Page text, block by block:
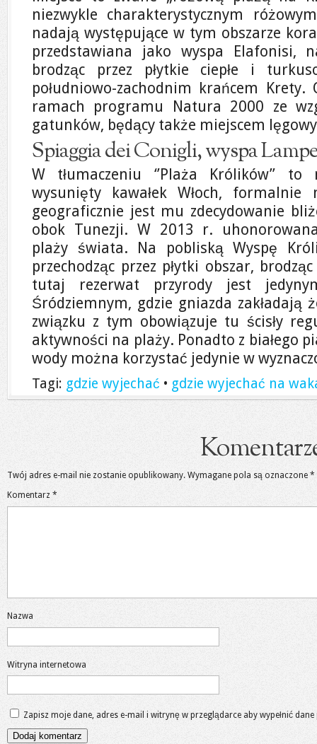
niezwykle charakterystycznym
nadają występujące w tym obszarze
przedstawiana jako wyspa Elafonisi,
brodząc przez płytkie ciepłe i
południowo-zachodnim krańcem
ramach programu Natura 2000 ze
gatunków, będący także miejscem
Spiaggia dei Conigli, wyspa
W tłumaczeniu ‘’Plaża Królików’’
wysunięty kawałek Włoch,
geograficznie jest mu zdecydowanie
obok Tunezji. W 2013 r.
plaży świata. Na pobliską Wyspę
przechodząc przez płytki obszar,
tutaj rezerwat przyrody jest
Śródziemnym, gdzie gniazda zakładają
związku z tym obowiązuje tu ścisły
aktywności na plaży. Ponadto z białego
wody można korzystać jedynie w
Tagi: gdzie wyjechać • gdzie wyjechać na
Twój adres e-mail nie zostanie opublikowany. Wymagane pola są oznaczone *
Komentarz *
Nazwa
Witryna internetowa
Zapisz moje dane, adres e-mail i witrynę w przeglądarce aby wypełnić